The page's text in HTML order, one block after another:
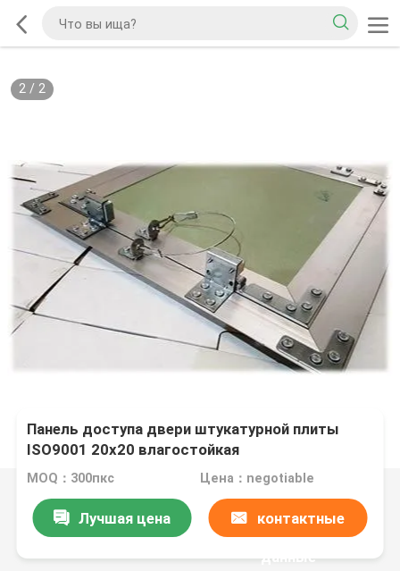
2/ 2
Панель доступа двери штукатурной плиты
ISO9001 20x20 влагостойкая
MOQ：300пкс Цена：negotiable
Лучшая цена контактные
данные